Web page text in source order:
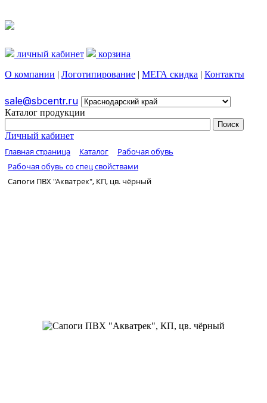
личный кабинет
корзина
О компании | Логотипирование | МЕГА скидка | Контакты
sale@sbcentr.ru
Каталог продукции
Личный кабинет
Главная страница Каталог
Рабочая обувь
Рабочая обувь со спец свойствами
Сапоги ПВХ "Акватрек", КП, цв. чёрный